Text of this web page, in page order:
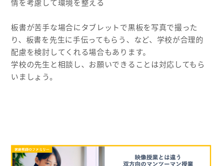
情を考慮して環境を整える
板書が苦手な場合にタブレットで黒板を写真で撮った
り、板書を先生に手伝ってもらう、など、学校が合理的
配慮を検討してくれる場合もあります。
学校の先生と相談し、お願いできることは対応してもら
いましょう。